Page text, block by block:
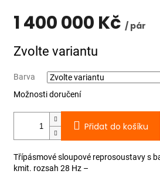
1 400 000 Kč / pár
cena:
Zvolte variantu
Barva
Možnosti doručení
Přidat do košíku
Třípásmové sloupové reprosoustavy s
kmit. rozsah 28 Hz –